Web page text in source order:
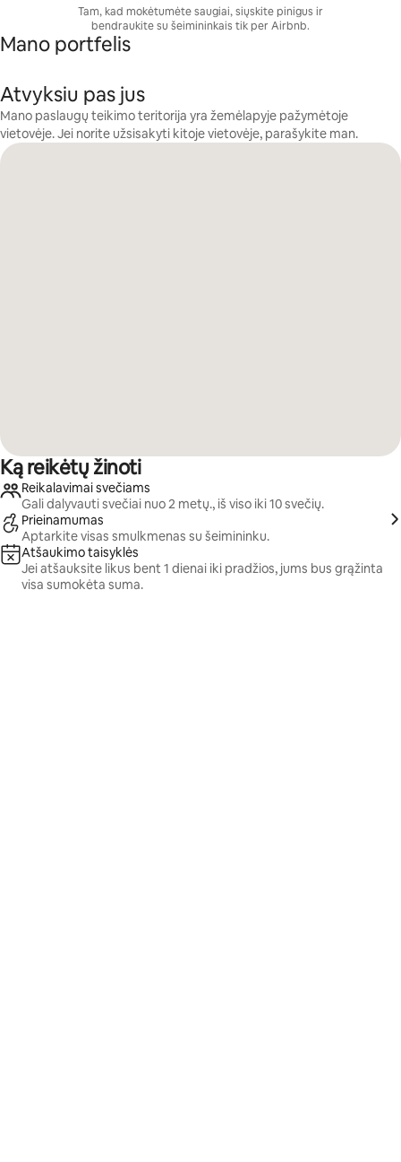
Tam, kad mokėtumėte saugiai, siųskite pinigus ir
bendraukite su šeimininkais tik per Airbnb.
Mano portfelis
Atvyksiu pas jus
Mano paslaugų teikimo teritorija yra žemėlapyje pažymėtoje
vietovėje. Jei norite užsisakyti kitoje vietovėje, parašykite man.
Ką reikėtų žinoti
Reikalavimai svečiams
Gali dalyvauti svečiai nuo 2 metų., iš viso iki 10 svečių.
Prieinamumas
Aptarkite visas smulkmenas su šeimininku.
Atšaukimo taisyklės
Jei atšauksite likus bent 1 dienai iki pradžios, jums bus grąžinta
visa sumokėta suma.